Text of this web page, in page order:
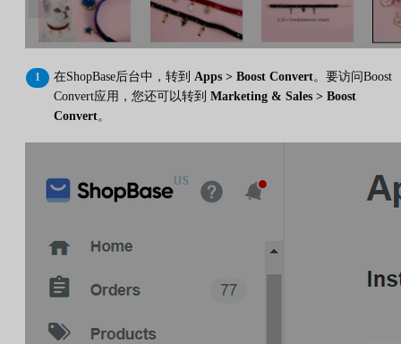
在ShopBase后台中，转到 Apps > Boost Convert。要访问Boost
Convert应用，您还可以转到 Marketing & Sales > Boost
Convert。